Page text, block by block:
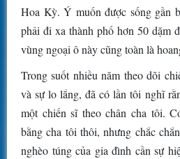
Hoa Kỳ. Ý muốn được sống gần
phải đi xa thành phố hơn 50 dặm
vùng ngoại ô này cũng toàn là
Trong suốt nhiều năm theo dõi
và sự lo lắng, đã có lần tôi nghĩ
một chiến sĩ theo chân cha tôi.
bằng cha tôi thôi, nhưng chắc
nghèo túng của gia đình cần sự